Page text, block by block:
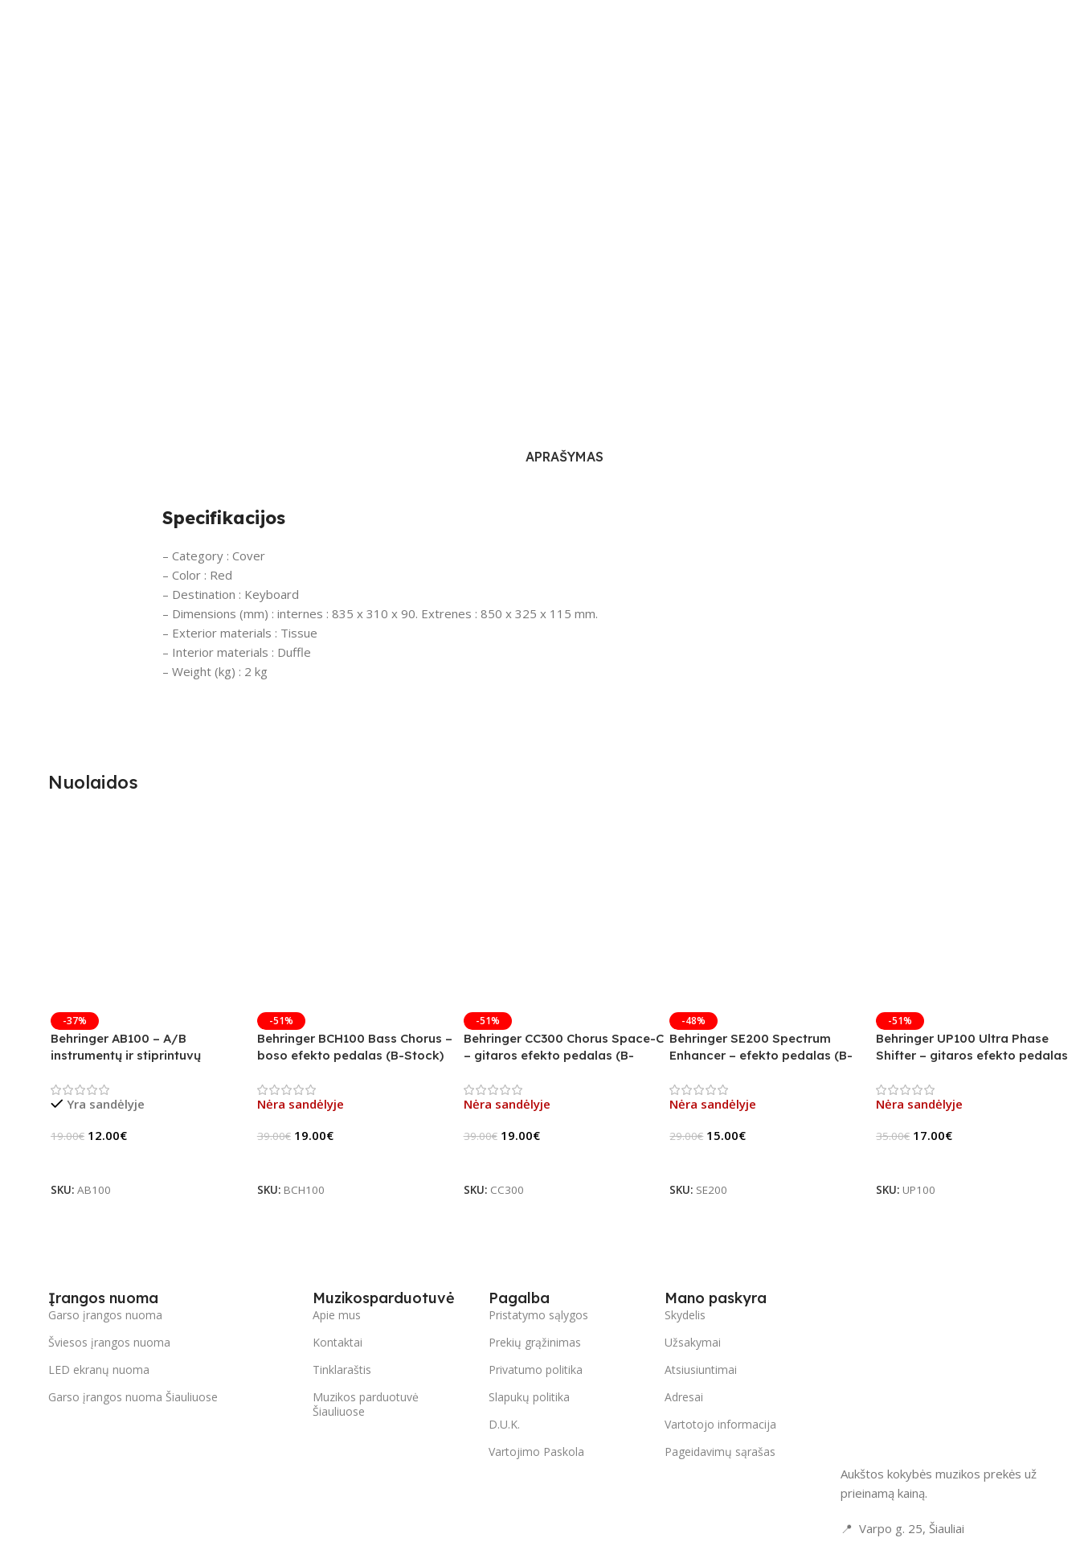
APRAŠYMAS
Specifikacijos
– Category : Cover
– Color : Red
– Destination : Keyboard
– Dimensions (mm) : internes : 835 x 310 x 90. Extrenes : 850 x 325 x 115 mm.
– Exterior materials : Tissue
– Interior materials : Duffle
– Weight (kg) : 2 kg
Nuolaidos
-37%
Behringer AB100 – A/B
instrumentų ir stiprintuvų
Yra sandėlyje
19.00€ 12.00€
SKU: AB100
-51%
Behringer BCH100 Bass Chorus –
boso efekto pedalas (B-Stock)
Nėra sandėlyje
39.00€ 19.00€
SKU: BCH100
-51%
Behringer CC300 Chorus Space-C
– gitaros efekto pedalas (B-
Nėra sandėlyje
39.00€ 19.00€
SKU: CC300
-48%
Behringer SE200 Spectrum
Enhancer – efekto pedalas (B-
Nėra sandėlyje
29.00€ 15.00€
SKU: SE200
-51%
Behringer UP100 Ultra Phase
Shifter – gitaros efekto pedalas
Nėra sandėlyje
35.00€ 17.00€
SKU: UP100
Įrangos nuoma
Garso įrangos nuoma
Šviesos įrangos nuoma
LED ekranų nuoma
Garso įrangos nuoma Šiauliuose
Muzikosparduotuvė
Apie mus
Kontaktai
Tinklaraštis
Muzikos parduotuvė
Šiauliuose
Pagalba
Pristatymo sąlygos
Prekių grąžinimas
Privatumo politika
Slapukų politika
D.U.K.
Vartojimo Paskola
Mano paskyra
Skydelis
Užsakymai
Atsiusiuntimai
Adresai
Vartotojo informacija
Pageidavimų sąrašas
Aukštos kokybės muzikos prekės už
prieinamą kainą.
📍 Varpo g. 25, Šiauliai